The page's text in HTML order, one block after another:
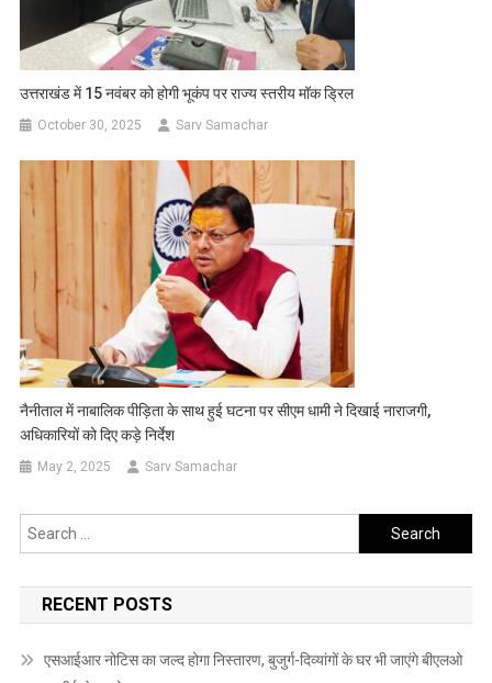
उत्तराखंड में 15 नवंबर को होगी भूकंप पर राज्य स्तरीय मॉक ड्रिल
October 30, 2025 Sarv Samachar
नैनीताल में नाबालिक पीड़िता के साथ हुई घटना पर सीएम धामी ने दिखाई नाराजगी,
अधिकारियों को दिए कड़े निर्देश
May 2, 2025 Sarv Samachar
Search
for:
RECENT POSTS
एसआईआर नोटिस का जल्द होगा निस्तारण, बुजुर्ग-दिव्यांगों के घर भी जाएंगे बीएलओ